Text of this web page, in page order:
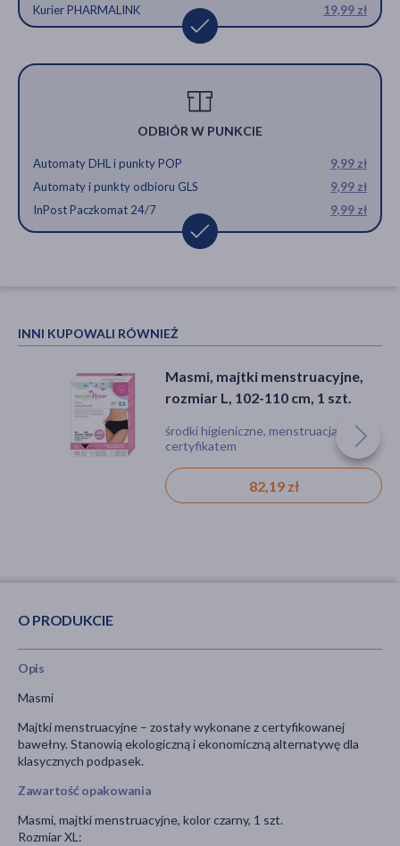
Kurier PHARMALINK
19,99 zł
ODBIÓR W PUNKCIE
Automaty DHL i punkty POP
9,99 zł
Automaty i punkty odbioru GLS
9,99 zł
InPost Paczkomat 24/7
9,99 zł
INNI KUPOWALI RÓWNIEŻ
Masmi, majtki menstruacyjne,
rozmiar L, 102-110 cm, 1 szt.
środki higieniczne, menstruacja, z
certyfikatem
82,19 zł
O PRODUKCIE
Opis
Masmi
Majtki menstruacyjne – zostały wykonane z certyfikowanej
bawełny. Stanowią ekologiczną i ekonomiczną alternatywę dla
klasycznych podpasek.
Zawartość opakowania
Masmi, majtki menstruacyjne, kolor czarny, 1 szt.
Rozmiar XL: